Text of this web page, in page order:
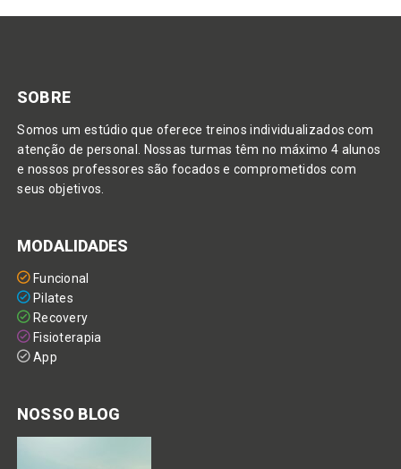
SOBRE
Somos um estúdio que oferece treinos individualizados com
atenção de personal. Nossas turmas têm no máximo 4 alunos
e nossos professores são focados e comprometidos com
seus objetivos.
MODALIDADES
Funcional
Pilates
Recovery
Fisioterapia
App
NOSSO BLOG